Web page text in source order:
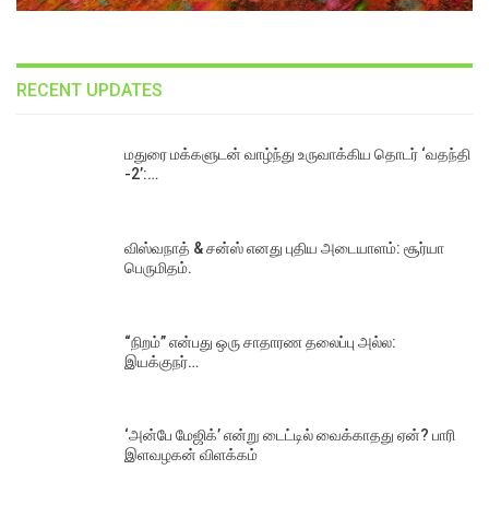
RECENT UPDATES
மதுரை மக்களுடன் வாழ்ந்து உருவாக்கிய தொடர் ‘வதந்தி
-2’:…
விஸ்வநாத் & சன்ஸ் எனது புதிய அடையாளம்: சூர்யா
பெருமிதம்.
“நிறம்” என்பது ஒரு சாதாரண தலைப்பு அல்ல:
இயக்குநர்…
‘அன்பே மேஜிக்’ என்று டைட்டில் வைக்காதது ஏன்? பாரி
இளவழகன் விளக்கம்